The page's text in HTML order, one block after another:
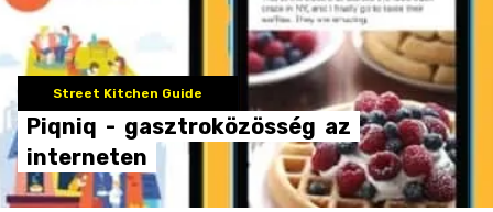
Street Kitchen Guide
Piqniq - gasztroközösség az
interneten